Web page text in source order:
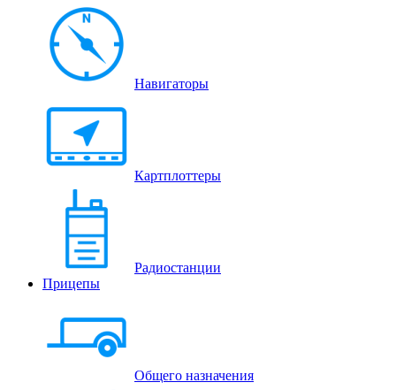
Навигаторы
Картплоттеры
Радиостанции
Прицепы
Общего назначения